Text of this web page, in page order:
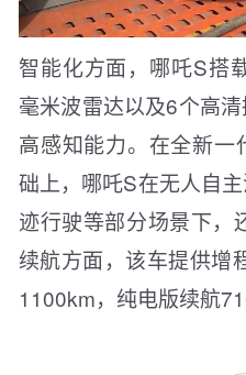
智能化方面，哪吒S搭
毫米波雷达以及6个高
高感知能力。在全新一
础上，哪吒S在无人自
迹行驶等部分场景下，
续航方面，该车提供增
1100km，纯电版续航